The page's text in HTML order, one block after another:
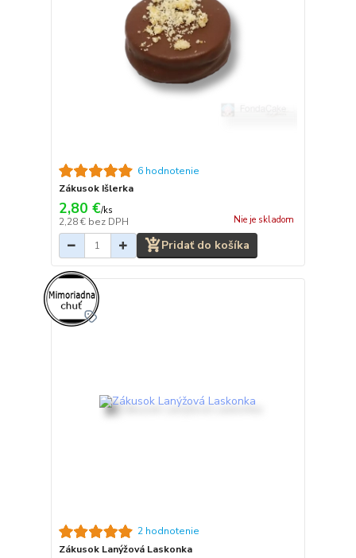
6 hodnotenie
Zákusok Išlerka
2,80 €/ks
2,28 € bez DPH Nie je skladom
Pridať do košíka
2 hodnotenie
Zákusok Lanýžová Laskonka